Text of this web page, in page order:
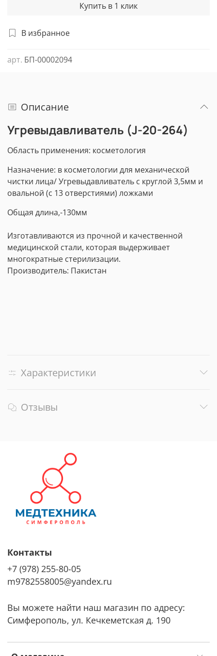
В избранное
арт. БП-00002094
Купить в 1 клик
Описание
Угревыдавливатель (J-20-264)
Область применения: косметология
Назначение: в косметологии для механической
чистки лица/ Угревыдавливатель с круглой 3,5мм и
овальной (с 13 отверстиями) ложками
Общая длина,-130мм
Изготавливаются из прочной и качественной
медицинской стали, которая выдерживает
многократные стерилизации.
Производитель: Пакистан
Характеристики
Отзывы
Контакты
+7 (978) 255-80-05
m9782558005@yandex.ru
Вы можете найти наш магазин по адресу:
Симферополь, ул. Кечкеметская д. 190